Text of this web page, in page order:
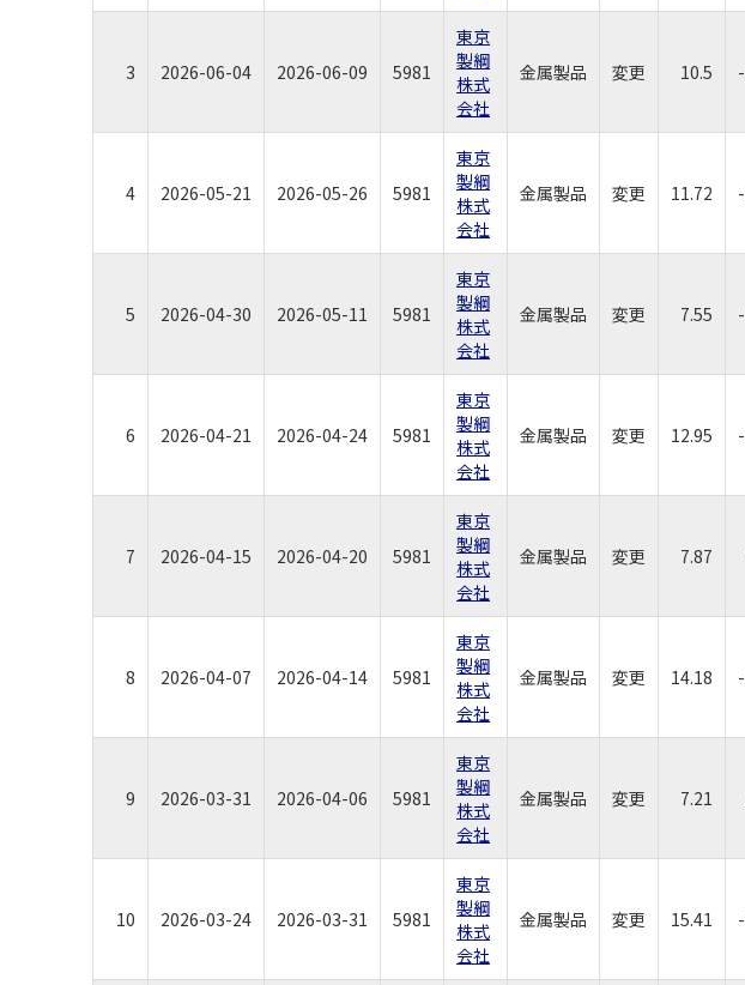
3 2026-06-04 2026-06-09 5981
東京
製綱
株式
会社
金属製品 変更 10.5
4 2026-05-21 2026-05-26 5981
東京
製綱
株式
会社
金属製品 変更 11.72
5 2026-04-30 2026-05-11 5981
東京
製綱
株式
会社
金属製品 変更 7.55
6 2026-04-21 2026-04-24 5981
東京
製綱
株式
会社
金属製品 変更 12.95
7 2026-04-15 2026-04-20 5981
東京
製綱
株式
会社
金属製品 変更 7.87
8 2026-04-07 2026-04-14 5981
東京
製綱
株式
会社
金属製品 変更 14.18
9 2026-03-31 2026-04-06 5981
東京
製綱
株式
会社
金属製品 変更 7.21
10 2026-03-24 2026-03-31 5981
東京
製綱
株式
会社
金属製品 変更 15.41